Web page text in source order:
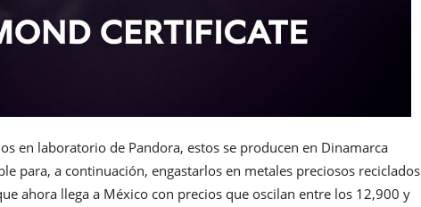
en laboratorio de Pandora, estos se producen en Dinamarca
para, a continuación, engastarlos en metales preciosos reciclados
ahora llega a México con precios que oscilan entre los 12,900 y